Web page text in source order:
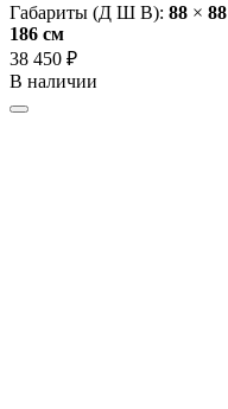
Габариты (Д Ш В): 88 × 88
186 cм
38 450 ₽
В наличии